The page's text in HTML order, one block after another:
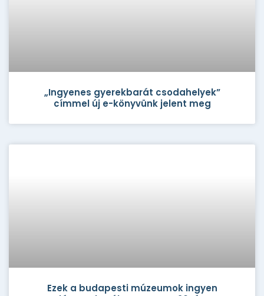
„Ingyenes gyerekbarát csodahelyek”
címmel új e-könyvünk jelent meg
Ezek a budapesti múzeumok ingyen